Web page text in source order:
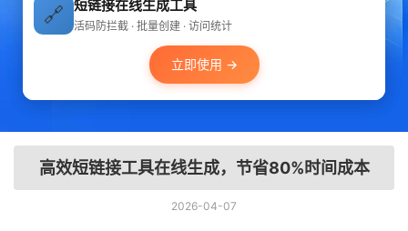
🔗 短链接在线生成工具
活码防拦截 · 批量创建 · 访问统计
立即使用 →
高效短链接工具在线生成，节省80%时间成本
2026-04-07